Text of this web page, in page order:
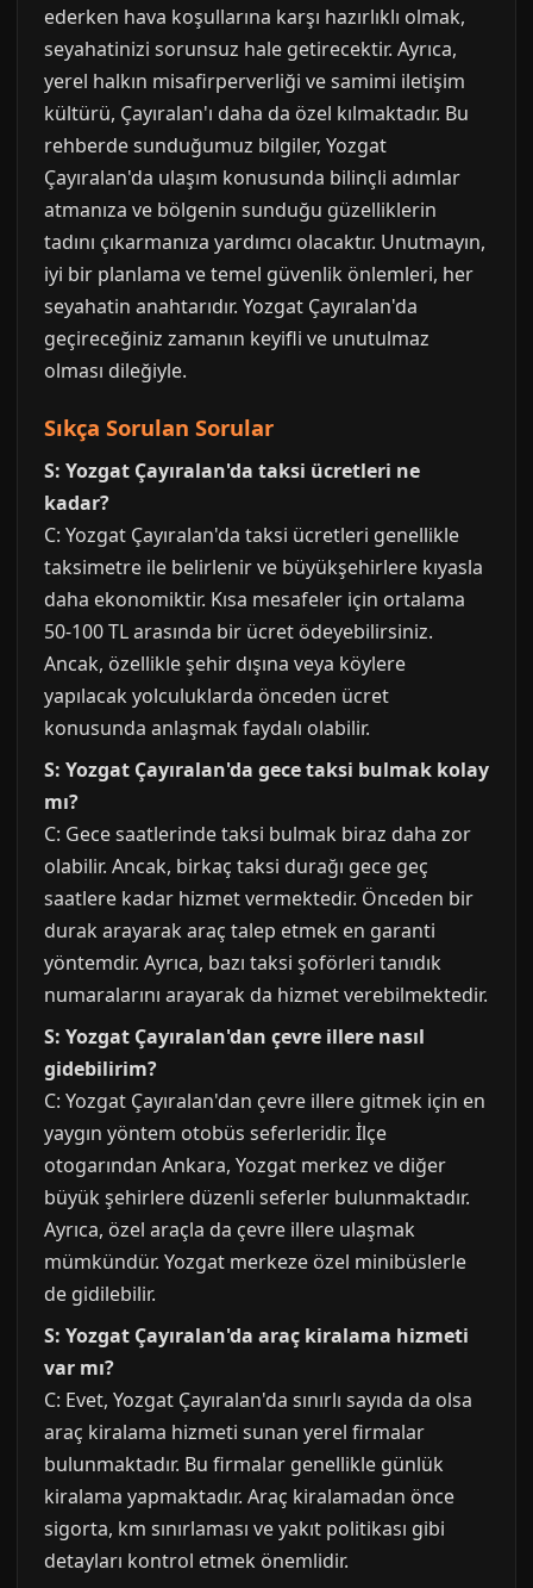
ederken hava koşullarına karşı hazırlıklı olmak,
seyahatinizi sorunsuz hale getirecektir. Ayrıca,
yerel halkın misafirperverliği ve samimi iletişim
kültürü, Çayıralan'ı daha da özel kılmaktadır. Bu
rehberde sunduğumuz bilgiler, Yozgat
Çayıralan'da ulaşım konusunda bilinçli adımlar
atmanıza ve bölgenin sunduğu güzelliklerin
tadını çıkarmanıza yardımcı olacaktır. Unutmayın,
iyi bir planlama ve temel güvenlik önlemleri, her
seyahatin anahtarıdır. Yozgat Çayıralan'da
geçireceğiniz zamanın keyifli ve unutulmaz
olması dileğiyle.
Sıkça Sorulan Sorular
S: Yozgat Çayıralan'da taksi ücretleri ne
kadar?
C: Yozgat Çayıralan'da taksi ücretleri genellikle
taksimetre ile belirlenir ve büyükşehirlere kıyasla
daha ekonomiktir. Kısa mesafeler için ortalama
50-100 TL arasında bir ücret ödeyebilirsiniz.
Ancak, özellikle şehir dışına veya köylere
yapılacak yolculuklarda önceden ücret
konusunda anlaşmak faydalı olabilir.
S: Yozgat Çayıralan'da gece taksi bulmak kolay
mı?
C: Gece saatlerinde taksi bulmak biraz daha zor
olabilir. Ancak, birkaç taksi durağı gece geç
saatlere kadar hizmet vermektedir. Önceden bir
durak arayarak araç talep etmek en garanti
yöntemdir. Ayrıca, bazı taksi şoförleri tanıdık
numaralarını arayarak da hizmet verebilmektedir.
S: Yozgat Çayıralan'dan çevre illere nasıl
gidebilirim?
C: Yozgat Çayıralan'dan çevre illere gitmek için en
yaygın yöntem otobüs seferleridir. İlçe
otogarından Ankara, Yozgat merkez ve diğer
büyük şehirlere düzenli seferler bulunmaktadır.
Ayrıca, özel araçla da çevre illere ulaşmak
mümkündür. Yozgat merkeze özel minibüslerle
de gidilebilir.
S: Yozgat Çayıralan'da araç kiralama hizmeti
var mı?
C: Evet, Yozgat Çayıralan'da sınırlı sayıda da olsa
araç kiralama hizmeti sunan yerel firmalar
bulunmaktadır. Bu firmalar genellikle günlük
kiralama yapmaktadır. Araç kiralamadan önce
sigorta, km sınırlaması ve yakıt politikası gibi
detayları kontrol etmek önemlidir.